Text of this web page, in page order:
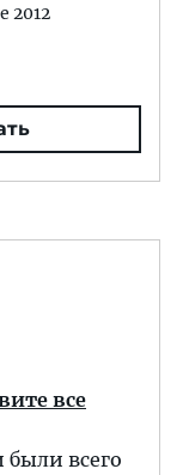
2012
все
всего